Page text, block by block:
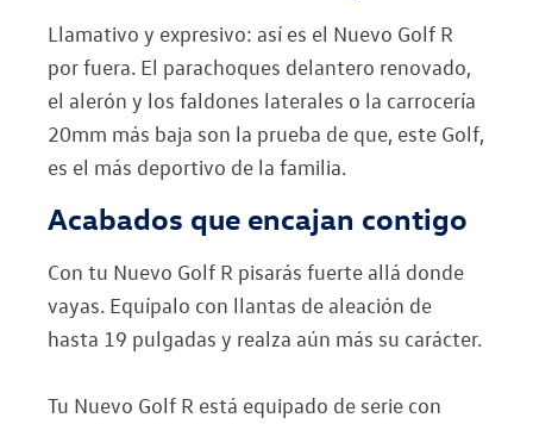
Llamativo y expresivo: así es el Nuevo Golf R
por fuera. El parachoques delantero renovado,
el alerón y los faldones laterales o la carrocería
20mm más baja son la prueba de que, este Golf,
es el más deportivo de la familia.
Acabados que encajan contigo
Con tu Nuevo Golf R pisarás fuerte allá donde
vayas. Equípalo con llantas de aleación de
hasta 19 pulgadas y realza aún más su carácter.
Tu Nuevo Golf R está equipado de serie con